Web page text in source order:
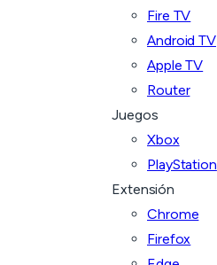
Fire TV
Android TV
Apple TV
Router
Juegos
Xbox
PlayStation
Extensión
Chrome
Firefox